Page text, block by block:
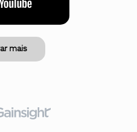
mais